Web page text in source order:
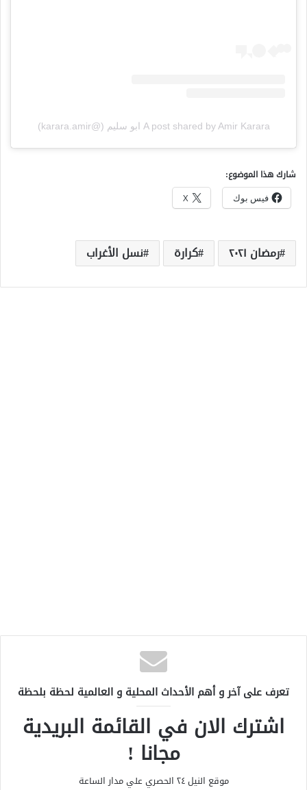
A post shared by Amir Karara ابو سليم (@karara.amir)
شارك هذا الموضوع:
فيس بوك X
رمضان ٢٠٢١ كرارة نسل الأغراب
تعرف على آخر و أهم الأحداث المحلية و العالمية لحظة بلحظة
اشترك الان في القائمة البريدية
مجانا !
موقع النيل ٢٤ الحصري علي مدار الساعة